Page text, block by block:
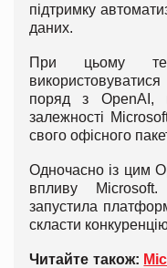
підтримку
даних.
При цьому
поряд з OpenAI,
залежності
свого офісного
Одночасно із цим
впливу
запустила
скласти
Читайте також: